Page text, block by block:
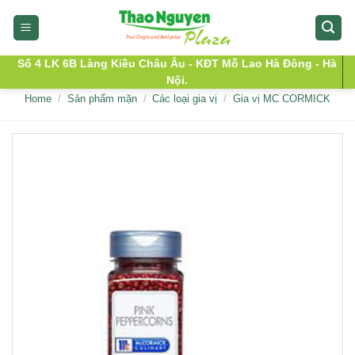
Số 4 LK 6B Làng Kiều Châu Âu - KĐT Mỗ Lao Hà Đông - Hà
Nội.
Home / Sản phẩm mặn / Các loại gia vị / Gia vị MC CORMICK